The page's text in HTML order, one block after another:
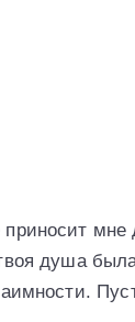
мне
душа